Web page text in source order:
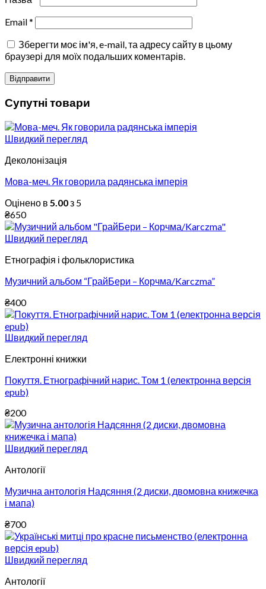
Email*
Зберегти моє ім'я, e-mail, та адресу сайту в цьому
браузері для моїх подальших коментарів.
Супутні товари
Швидкий перегляд
Деколонізація
Мова-меч. Як говорила радянська імперія
Оцінено в 5.00з 5
₴650
Швидкий перегляд
Етнографія і фольклористика
Музичний альбом “ГрайБери – Корчма/Karczma”
₴400
Швидкий перегляд
Електронні книжки
Покуття. Етнографічний нарис. Том 1 (електронна версія
epub)
₴200
Швидкий перегляд
Антології
Музична антологія Надсяння (2 диски, двомовна книжечка
і мапа)
₴700
Швидкий перегляд
Антології